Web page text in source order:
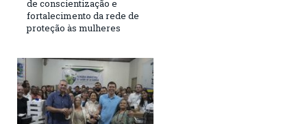
de conscientização e
fortalecimento da rede de
proteção às mulheres